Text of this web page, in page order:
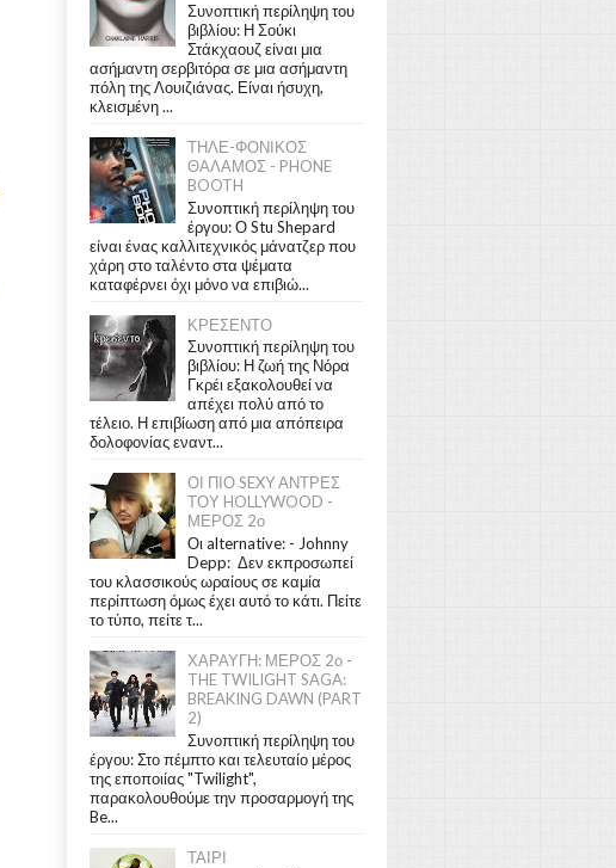
Συνοπτική περίληψη του
βιβλίου: Η Σούκι
Στάκχαουζ είναι μια
ασήμαντη σερβιτόρα σε μια ασήμαντη
πόλη της Λουιζιάνας. Είναι ήσυχη,
κλεισμένη ...
ΤΗΛΕ-ΦΟΝΙΚΟΣ
ΘΑΛΑΜΟΣ - PHONE
BOOTH
Συνοπτική περίληψη του
έργου: Ο Stu Shepard
είναι ένας καλλιτεχνικός μάνατζερ που
χάρη στο ταλέντο στα ψέματα
καταφέρνει όχι μόνο να επιβιώ...
ΚΡΕΣΕΝΤΟ
Συνοπτική περίληψη του
βιβλίου: Η ζωή της Νόρα
Γκρέι εξακολουθεί να
απέχει πολύ από το
τέλειο. Η επιβίωση από μια απόπειρα
δολοφονίας εναντ...
ΟΙ ΠΙΟ SEXY ΑΝΤΡΕΣ
ΤΟΥ HOLLYWOOD -
ΜΕΡΟΣ 2ο
Οι alternative: - Johnny
Depp: Δεν εκπροσωπεί
του κλασσικούς ωραίους σε καμία
περίπτωση όμως έχει αυτό το κάτι. Πείτε
το τύπο, πείτε τ...
ΧΑΡΑΥΓΗ: ΜΕΡΟΣ 2ο -
THE TWILIGHT SAGA:
BREAKING DAWN (PART
2)
Συνοπτική περίληψη του
έργου: Στο πέμπτο και τελευταίο μέρος
της εποποιίας "Twilight",
παρακολουθούμε την προσαρμογή της
Be...
ΤΑΙΡΙ